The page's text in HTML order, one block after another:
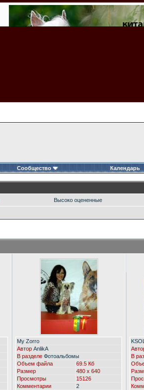
Сообщество Календарь
Высоко оцененные
My Zorro
Автор AnlikA
В разделе Фотоальбомы
Объем файла
69.5 Кб
Размер
480 x 640
Просмотры
15126
Комментарии
2
В